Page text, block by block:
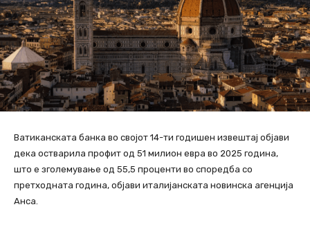
Ватиканската банка во својот 14-ти годишен извештај објави
дека остварила профит од 51 милион евра во 2025 година,
што е зголемување од 55,5 проценти во споредба со
претходната година, објави италијанската новинска агенција
Анса.